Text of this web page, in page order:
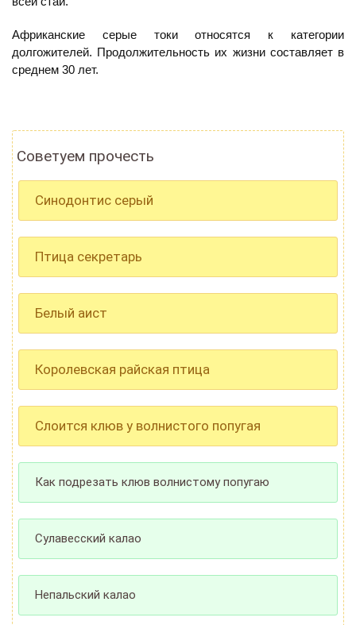
Африканские серые токи относятся к категории
долгожителей. Продолжительность их жизни составляет в
среднем 30 лет.
Советуем прочесть
Синодонтис серый
Птица секретарь
Белый аист
Королевская райская птица
Слоится клюв у волнистого попугая
Как подрезать клюв волнистому попугаю
Сулавесский калао
Непальский калао